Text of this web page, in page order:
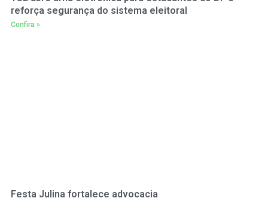
reforça segurança do sistema eleitoral
Confira »
Festa Julina fortalece advocacia